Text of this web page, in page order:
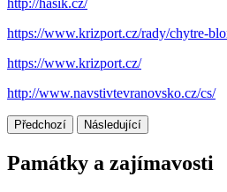
http://hasik.cz/
https://www.krizport.cz/rady/chytre-
https://www.krizport.cz/
http://www.navstivtevranovsko.cz/cs/
Předchozí Následující
Památky a zajímavosti